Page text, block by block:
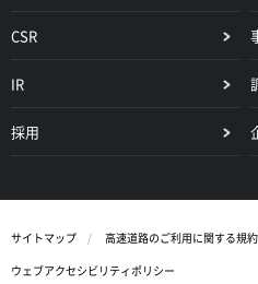
CSR
IR
採用
サイトマップ 高速道路のご利用に関する規
ウェブアクセシビリティポリシー